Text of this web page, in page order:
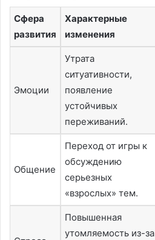
Сфера
развития
Характерные
изменения
Эмоции
Утрата
ситуативности,
появление
устойчивых
переживаний.
Общение
Переход от игры к
обсуждению
серьезных
«взрослых» тем.
Повышенная
утомляемость из-за